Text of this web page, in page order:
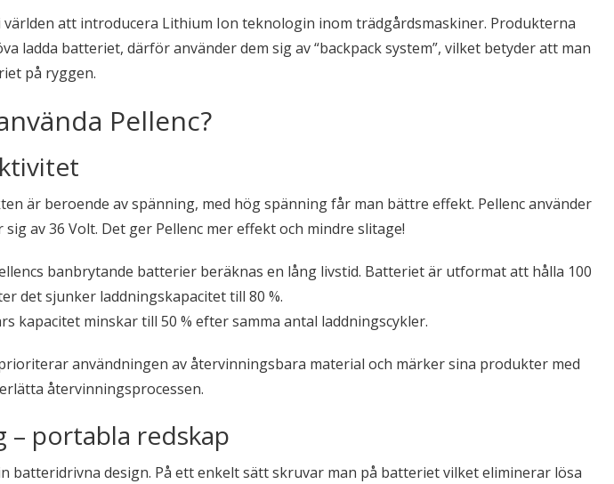
att introducera Lithium Ion teknologin inom trädgårdsmaskiner. Produkterna
ladda batteriet, därför använder dem sig av “backpack system”, vilket betyder att man
på ryggen.
Pellenc?
är beroende av spänning, med hög spänning får man bättre effekt. Pellenc använder
av 36 Volt. Det ger Pellenc mer effekt och mindre slitage!
banbrytande batterier beräknas en lång livstid. Batteriet är utformat att hålla 100
det sjunker laddningskapacitet till 80 %.
kapacitet minskar till 50 % efter samma antal laddningscykler.
användningen av återvinningsbara material och märker sina produkter med
återvinningsprocessen.
– portabla redskap
design. På ett enkelt sätt skruvar man på batteriet vilket eliminerar lösa